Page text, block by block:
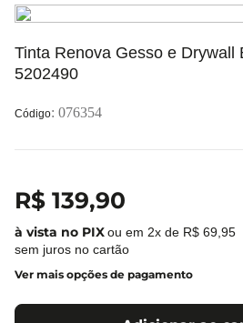
Tinta Renova Gesso e Drywall
5202490
: 076354
R$ 139,90
ou em 2x de R$ 69 95
sem juros no cartão
Ver mais opções de pagamento
2º luminaria
3 º tomada
4º cabo pp
4